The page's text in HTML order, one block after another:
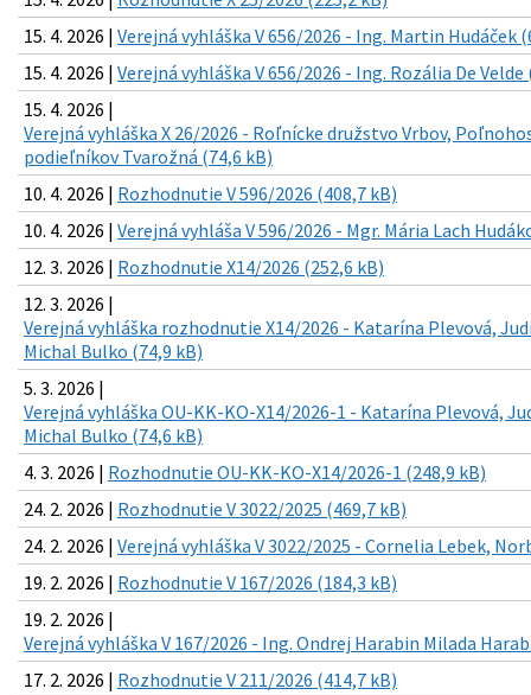
15. 4. 2026 | Verejná vyhláška V 656/2026 - Ing. Martin Hudáček
15. 4. 2026 | Verejná vyhláška V 656/2026 - Ing. Rozália De Velde
15. 4. 2026 |
Verejná vyhláška X 26/2026 - Roľnícke družstvo Vrbov,
podieľníkov Tvarožná (74,6 kB)
10. 4. 2026 | Rozhodnutie V 596/2026 (408,7 kB)
10. 4. 2026 | Verejná vyhláša V 596/2026 - Mgr. Mária Lach
12. 3. 2026 | Rozhodnutie X14/2026 (252,6 kB)
12. 3. 2026 |
Verejná vyhláška rozhodnutie X14/2026 - Katarína Plevová,
Michal Bulko (74,9 kB)
5. 3. 2026 |
Verejná vyhláška OU-KK-KO-X14/2026-1 - Katarína Plevová,
Michal Bulko (74,6 kB)
4. 3. 2026 | Rozhodnutie OU-KK-KO-X14/2026-1 (248,9 kB)
24. 2. 2026 | Rozhodnutie V 3022/2025 (469,7 kB)
24. 2. 2026 | Verejná vyhláška V 3022/2025 - Cornelia Lebek,
19. 2. 2026 | Rozhodnutie V 167/2026 (184,3 kB)
19. 2. 2026 |
Verejná vyhláška V 167/2026 - Ing. Ondrej Harabin Milada
17. 2. 2026 | Rozhodnutie V 211/2026 (414,7 kB)